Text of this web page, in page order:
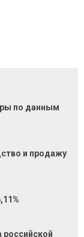
по данным
и продажу